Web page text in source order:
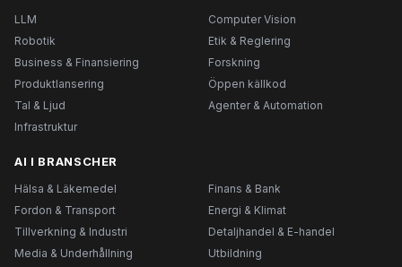
LLM
Computer Vision
Robotik
Etik & Reglering
Business & Finansiering
Forskning
Produktlansering
Öppen källkod
Tal & Ljud
Agenter & Automation
Infrastruktur
AI I BRANSCHER
Hälsa & Läkemedel
Finans & Bank
Fordon & Transport
Energi & Klimat
Tillverkning & Industri
Detaljhandel & E-handel
Media & Underhållning
Utbildning